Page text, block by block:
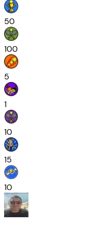
50
100
5
1
10
15
10